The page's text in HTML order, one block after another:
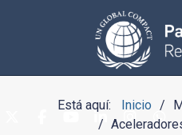
Está aquí: Inicio